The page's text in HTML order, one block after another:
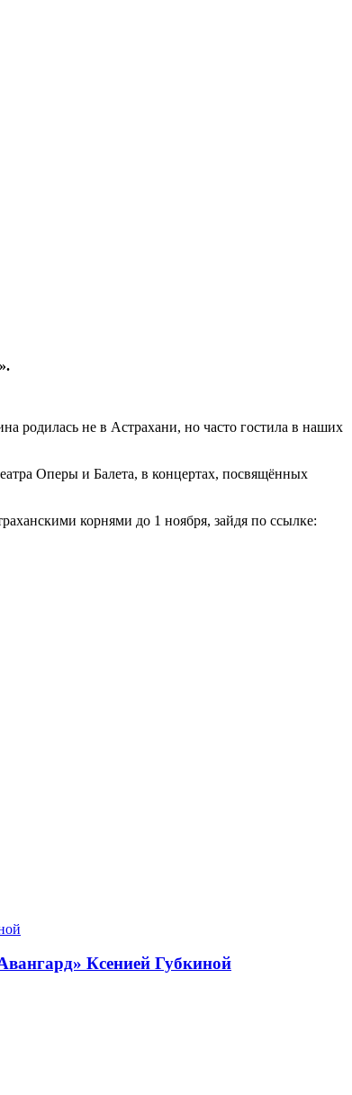
родилась не в Астрахани, но часто гостила в наших
Оперы и Балета, в концертах, посвящённых
корнями до 1 ноября, зайдя по ссылке:
Ксенией Губкиной